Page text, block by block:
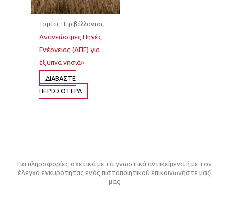
Τομέας Περιβάλλοντος
Ανανεώσιμες Πηγές
Ενέργειας (ΑΠΕ) για
έξυπνα νησιά»
ΔΙΆΒΑΣΤΕ
ΠΕΡΙΣΣΌΤΕΡΑ
Για πληροφορίες σχετικά με τα γνωστικά αντικείμενα ή με τον
έλεγχο εγκυρότητας ενός πιστοποιητικού επικοινωνήστε μαζί
μας